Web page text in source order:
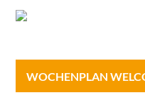
WOCHENPLAN